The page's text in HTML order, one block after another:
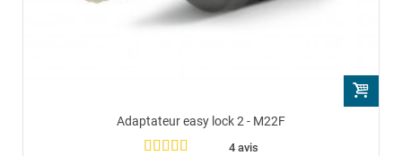
Adaptateur easy lock 2 - M22F
4 avis